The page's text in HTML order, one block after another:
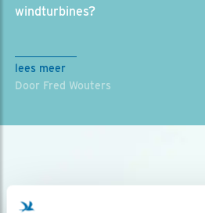
windturbines?
lees meer
Door Fred Wouters